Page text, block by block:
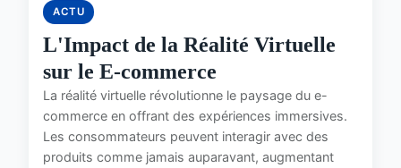
ACTU
L'Impact de la Réalité Virtuelle
sur le E-commerce
La réalité virtuelle révolutionne le paysage du e-
commerce en offrant des expériences immersives.
Les consommateurs peuvent interagir avec des
produits comme jamais auparavant, augmentant